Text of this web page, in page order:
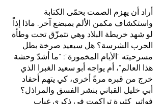
أراد أن يهزم الصمت بحمّى الكتابة
واستكشاف مكمن الألم بمبضع آخر. ماذا إذاً
لو شهد خريطة البلاد وهي تتمزّق تحت وطأة
الحرب الشرسة؟ هل سيعيد صرخة بطل
مسرحيته "الأيام المخمورة": "ما أشدّ وحشة
هذا العالم"، أم يواجه أبو سعيد الغبرا الذي
خرج من قبره مرةً أخرى، كي يتهم أحفاد
أبي خليل القباني بنشر الفسق والمراذل؟
فواتير كثيرة تراكمت في ذكرى غياب